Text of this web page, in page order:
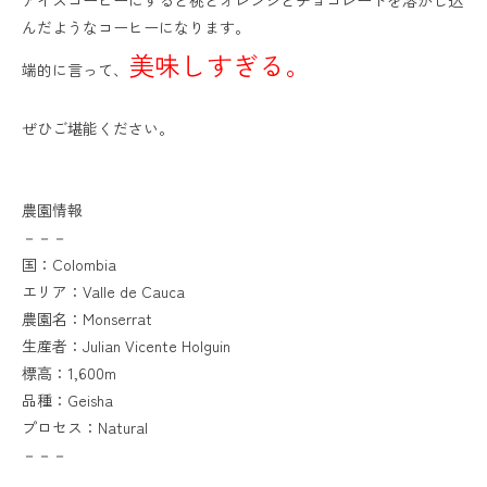
んだようなコーヒーになります。
端的に言って、 美味しすぎる。
ぜひご堪能ください。
農園情報
－－－
国：Colombia
エリア：Valle de Cauca
農園名：Monserrat
生産者：Julian Vicente Holguin
標高：1,600m
品種：Geisha
プロセス：Natural
－－－